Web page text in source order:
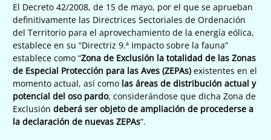
El Decreto 42/2008, de 15 de mayo, por el que se aprueban
definitivamente las Directrices Sectoriales de Ordenación
del Territorio para el aprovechamiento de la energía eólica,
establece en su “Directriz 9.ª Impacto sobre la fauna”
establece como “Zona de Exclusión la totalidad de las Zonas
de Especial Protección para las Aves (ZEPAs) existentes en el
momento actual, así como las áreas de distribución actual y
potencial del oso pardo, considerándose que dicha Zona de
Exclusión deberá ser objeto de ampliación de procederse a
la declaración de nuevas ZEPAs”.